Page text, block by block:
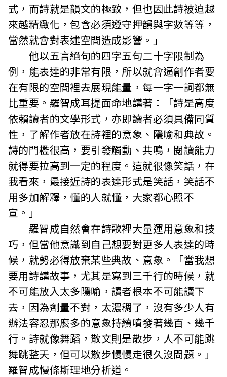
式，而詩就是韻文的極致，但也因此詩被迫越
來越精緻化，包含必須遵守押韻與字數等等，
當然就會對表述空間造成影響。」
他以五言絕句的四字五句二十字限制為
例，能表達的非常有限，所以就會逼創作者要
在有限的空間裡去展現能量，每一字一詞都無
比重要。羅智成耳提面命地講著：「詩是高度
依賴讀者的文學形式，亦即讀者必須具備同質
性，了解作者放在詩裡的意象、隱喻和典故。
詩的門檻很高，要引發觸動、共鳴，閱讀能力
就得要拉高到一定的程度。這就很像笑話，在
我看來，最接近詩的表達形式是笑話，笑話不
用多加解釋，懂的人就懂，大家都心照不
宣。」
羅智成自然會在詩歌裡大量運用意象和技
巧，但當他意識到自己想要對更多人表達的時
候，就勢必得放棄某些典故、意象。「當我想
要用詩講故事，尤其是寫到三千行的時候，就
不可能放入太多隱喻，讀者根本不可能讀下
去，因為劑量不對，太濃稠了，沒有多少人有
辦法容忍那麼多的意象持續噴發著幾百、幾千
行。詩就像舞蹈，散文則是散步，人不可能跳
舞跳整天，但可以散步慢慢走很久沒問題。」
羅智成慢條斯理地分析道。